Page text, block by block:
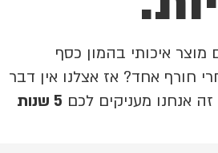
איכותי בהמון כסף
חורף אחד? אז אצלנו אין דבר
אנחנו מעניקים לכם
5 שנות